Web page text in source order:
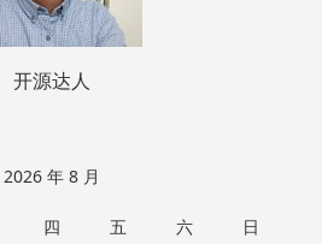
开源达人
2026 年 8 月
四 五 六
日